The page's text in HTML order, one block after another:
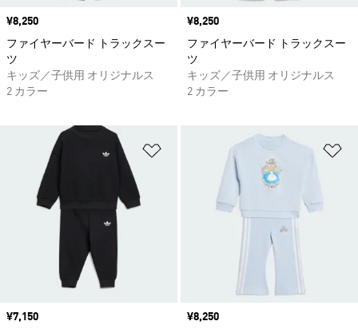
価格
¥8,250
ファイヤーバード トラックスー
ツ
キッズ／子供用 オリジナルス
2 カラー
価格
¥8,250
ファイヤーバード トラックスー
ツ
キッズ／子供用 オリジナルス
2 カラー
ほしいものリストに追加
価格
¥7,150
価格
¥8,250